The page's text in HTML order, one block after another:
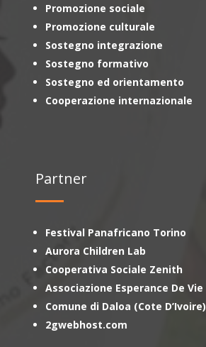
Promozione sociale
Promozione culturale
Sostegno integrazione
Sostegno formativo
Sostegno ed orientamento
Cooperazione internazionale
Partner
Festival Panafricano Torino
Aurora Children Lab
Cooperativa Sociale Zenith
Associazione Esperance De Vie
Comune di Daloa (Cote D’Ivoire)
2gwebhost.com